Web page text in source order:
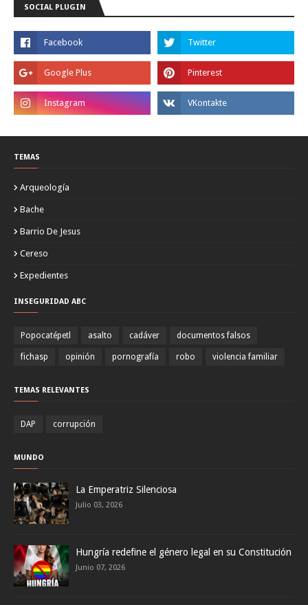
SOCIAL PLUGIN
TEMAS
Arqueología
Bache
Barrio De Jesus
Cereso
Expedientes
INSEGURIDAD ABC
Popocatépetl asalto cadáver documentos falsos
fichasp opinión pornografía robo violencia familiar
TEMAS RELEVANTES
DAP corrupción
MUNDO
La Emperatriz Silenciosa
Julio 03, 2026
Hungría redefine el género legal en su Constitución
Junio 07, 2026